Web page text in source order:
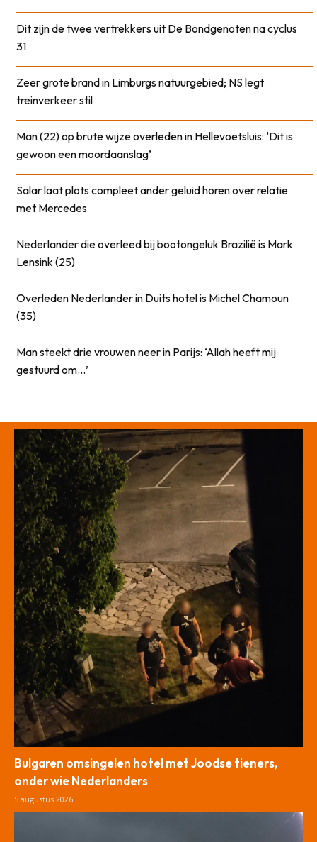
Dit zijn de twee vertrekkers uit De Bondgenoten na cyclus
31
Zeer grote brand in Limburgs natuurgebied; NS legt
treinverkeer stil
Man (22) op brute wijze overleden in Hellevoetsluis: ‘Dit is
gewoon een moordaanslag’
Salar laat plots compleet ander geluid horen over relatie
met Mercedes
Nederlander die overleed bij bootongeluk Brazilië is Mark
Lensink (25)
Overleden Nederlander in Duits hotel is Michel Chamoun
(35)
Man steekt drie vrouwen neer in Parijs: ‘Allah heeft mij
gestuurd om…’
Bulgaren omsingelen hotel met Joodse tieners,
onder wie Nederlanders
5 augustus 2026